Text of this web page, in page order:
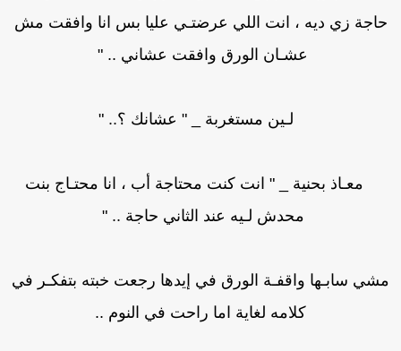
زي ديه ، انت اللي عرضتـي عليا بس انا وافقت مش
عشـان الورق وافقت عشاني .. "
لـين مستغربة _ " عشانك ؟.. "
معـاذ بحنية _ " انت كنت محتاجة أب ، انا محتـاج بنت
محدش لـيه عند الثاني حاجة .. "
سابـها واقفـة الورق في إيدها رجعت خبته بتفكـر في
كلامه لغاية اما راحت في النوم ..